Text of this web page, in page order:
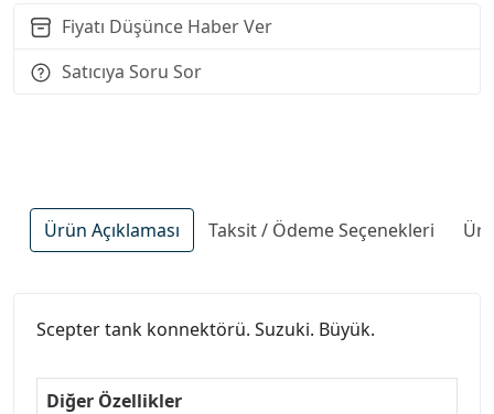
Fiyatı Düşünce Haber Ver
Satıcıya Soru Sor
Ürün Açıklaması Taksit / Ödeme Seçenekleri
Scepter tank konnektörü. Suzuki. Büyük.
Diğer Özellikler